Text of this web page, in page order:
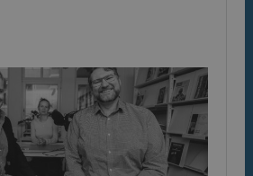
Cookien är inställd så att Hotjar kan
användarens resa för ett totalt antal
ingen identifierbar information.
Session
Hjälper WooCommerce att avgöra
ändras.
2 dagar